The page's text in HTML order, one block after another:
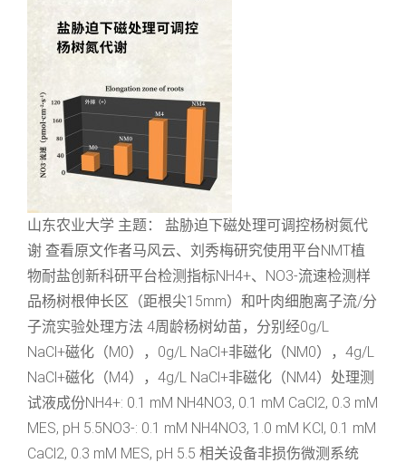
山东农业大学 主题： 盐胁迫下磁处理可调控杨树氮代
谢 查看原文作者马风云、刘秀梅研究使用平台NMT植
物耐盐创新科研平台检测指标NH4+、NO3-流速检测样
品杨树根伸长区（距根尖15mm）和叶肉细胞离子流/分
子流实验处理方法 4周龄杨树幼苗，分别经0g/L
NaCl+磁化（M0），0g/L NaCl+非磁化（NM0），4g/L
NaCl+磁化（M4），4g/L NaCl+非磁化（NM4）处理测
试液成份NH4+: 0.1 mM NH4NO3, 0.1 mM CaCl2, 0.3 mM
MES, pH 5.5NO3-: 0.1 mM NH4NO3, 1.0 mM KCl, 0.1 mM
CaCl2, 0.3 mM MES, pH 5.5 相关设备非损伤微测系统